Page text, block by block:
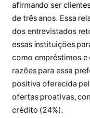
afirmando ser
de três anos. Essa
dos entrevistados
essas instituições
como empréstimos
razões para essa
positiva oferecida
ofertas proativas,
crédito (24%).